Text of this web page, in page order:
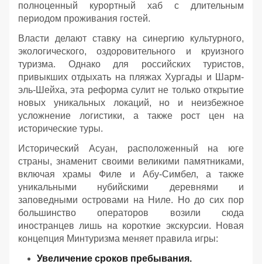
полноценный курортный хаб с длительным
периодом проживания гостей.
Власти делают ставку на синергию культурного,
экологического, оздоровительного и круизного
туризма. Однако для российских туристов,
привыкших отдыхать на пляжах Хургады и Шарм-
эль-Шейха, эта реформа сулит не только открытие
новых уникальных локаций, но и неизбежное
усложнение логистики, а также рост цен на
исторические туры.
Исторический Асуан, расположенный на юге
страны, знаменит своими великими памятниками,
включая храмы Филе и Абу-Симбел, а также
уникальными нубийскими деревнями и
заповедными островами на Ниле. Но до сих пор
большинство операторов возили сюда
иностранцев лишь на короткие экскурсии. Новая
концепция Минтуризма меняет правила игры:
Увеличение сроков пребывания.